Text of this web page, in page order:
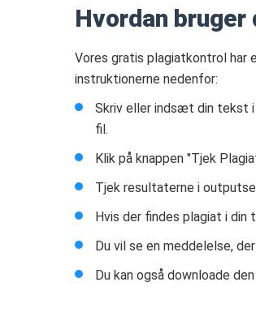
Hvordan
Vores gratis plagiatkontrol har
instruktionerne nedenfor:
Skriv eller indsæt din tekst
fil.
Klik på knappen "Tjek
Tjek resultaterne i
Hvis der findes plagiat i din
Du vil se en meddelelse,
Du kan også downloade